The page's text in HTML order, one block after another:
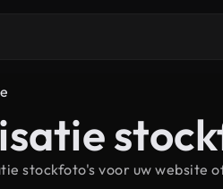
stockfoto's voor uw